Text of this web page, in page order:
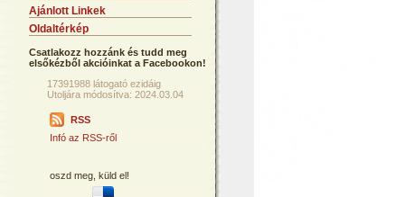
Ajánlott Linkek
Oldaltérkép
Csatlakozz hozzánk és tudd meg
elsőkézből akcióinkat a Facebookon!
17391988 látogató ezidáig
Utoljára módosítva: 2024.03.04
RSS
Infó az RSS-ről
oszd meg, küld el!